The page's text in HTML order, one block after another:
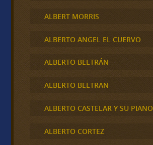
ALBERT MORRIS
ALBERTO ANGEL EL CUERVO
ALBERTO BELTRÁN
ALBERTO BELTRAN
ALBERTO CASTELAR Y SU PIANO
ALBERTO CORTEZ